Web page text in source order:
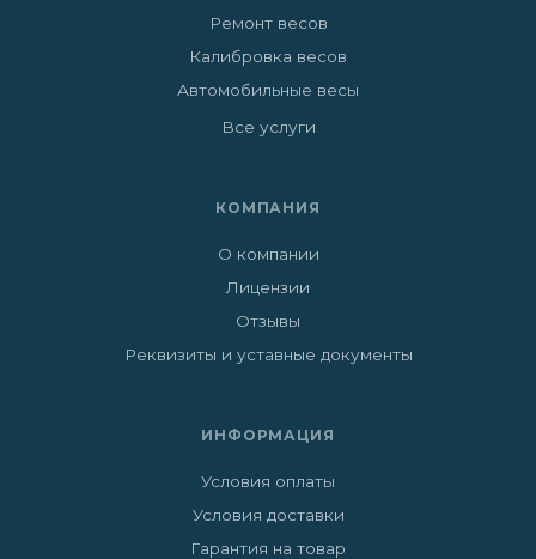
Ремонт весов
Калибровка весов
Автомобильные весы
Все услуги
КОМПАНИЯ
О компании
Лицензии
Отзывы
Реквизиты и уставные документы
ИНФОРМАЦИЯ
Условия оплаты
Условия доставки
Гарантия на товар